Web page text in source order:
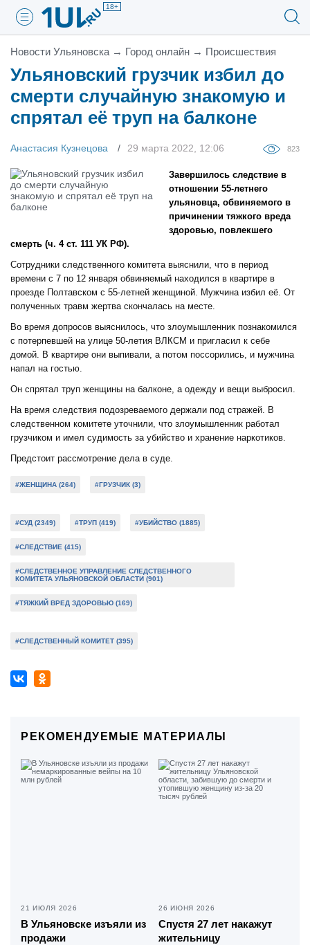
18+
Новости Ульяновска → Город онлайн → Проиcшествия
Ульяновский грузчик избил до
смерти случайную знакомую и
спрятал её труп на балконе
Анастасия Кузнецова 29 марта 2022, 12:06 823
Завершилось следствие в
отношении 55-летнего
ульяновца, обвиняемого в
причинении тяжкого вреда
здоровью, повлекшего
смерть (ч. 4 ст. 111 УК РФ).
Сотрудники следственного комитета выяснили, что в период
времени с 7 по 12 января обвиняемый находился в квартире в
проезде Полтавском с 55-летней женщиной. Мужчина избил её. От
полученных травм жертва скончалась на месте.
Во время допросов выяснилось, что злоумышленник познакомился
с потерпевшей на улице 50-летия ВЛКСМ и пригласил к себе
домой. В квартире они выпивали, а потом поссорились, и мужчина
напал на гостью.
Он спрятал труп женщины на балконе, а одежду и вещи выбросил.
На время следствия подозреваемого держали под стражей. В
следственном комитете уточнили, что злоумышленник работал
грузчиком и имел судимость за убийство и хранение наркотиков.
Предстоит рассмотрение дела в суде.
#ЖЕНЩИНА (264) #ГРУЗЧИК (3)
#СУД (2349) #ТРУП (419) #УБИЙСТВО (1885)
#СЛЕДСТВИЕ (415)
#СЛЕДСТВЕННОЕ УПРАВЛЕНИЕ СЛЕДСТВЕННОГО
КОМИТЕТА УЛЬЯНОВСКОЙ ОБЛАСТИ (901)
#ТЯЖКИЙ ВРЕД ЗДОРОВЬЮ (169)
#СЛЕДСТВЕННЫЙ КОМИТЕТ (395)
РЕКОМЕНДУЕМЫЕ МАТЕРИАЛЫ
21 ИЮЛЯ 2026
В Ульяновске изъяли из
продажи
26 ИЮНЯ 2026
Спустя 27 лет накажут
жительницу